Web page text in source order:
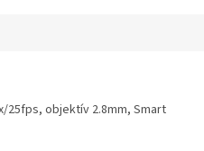
25fps, objektív 2.8mm, Smart